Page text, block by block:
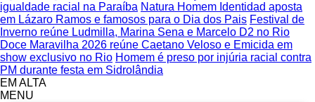
igualdade racial na Paraíba Natura Homem Identidad aposta
em Lázaro Ramos e famosos para o Dia dos Pais Festival de
Inverno reúne Ludmilla, Marina Sena e Marcelo D2 no Rio
Doce Maravilha 2026 reúne Caetano Veloso e Emicida em
show exclusivo no Rio Homem é preso por injúria racial contra
PM durante festa em Sidrolândia
EM ALTA
MENU